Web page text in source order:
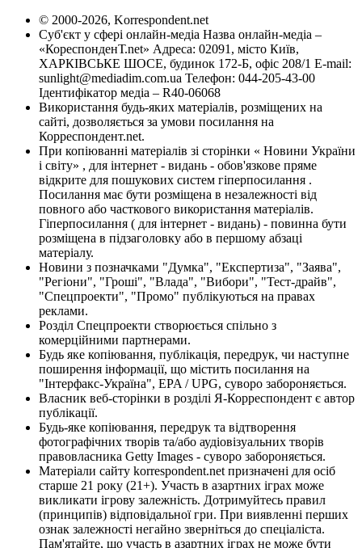
© 2000-2026, Korrespondent.net
Суб'єкт у сфері онлайн-медіа Назва онлайн-медіа –
«КореспонденТ.net» Адреса: 02091, місто Київ,
ХАРКІВСЬКЕ ШОСЕ, будинок 172-Б, офіс 208/1 E-mail:
sunlight@mediadim.com.ua Телефон: 044-205-43-00
Ідентифікатор медіа – R40-06068
Використання будь-яких матеріалів, розміщених на
сайті, дозволяється за умови посилання на
Корреспондент.net.
При копіюванні матеріалів зі сторінки « Новини України
і світу» , для інтернет - видань - обов'язкове пряме
відкрите для пошукових систем гіперпосилання .
Посилання має бути розміщена в незалежності від
повного або часткового використання матеріалів.
Гіперпосилання ( для інтернет - видань) - повинна бути
розміщена в підзаголовку або в першому абзаці
матеріалу.
Новини з позначками "Думка", "Експертиза", "Заява",
"Регіони", "Гроші", "Влада", "Вибори", "Тест-драйв",
"Спецпроекти", "Промо" публікуються на правах
реклами.
Розділ Спецпроекти створюється спільно з
комерційними партнерами.
Будь яке копіювання, публікація, передрук, чи наступне
поширення інформації, що містить посилання на
"Інтерфакс-Україна", EPA / UPG, суворо забороняється.
Власник веб-сторінки в розділі Я-Корреспондент є автор
публікації.
Будь-яке копіювання, передрук та відтворення
фотографічних творів та/або аудіовізуальних творів
правовласника Getty Images - суворо забороняється.
Матеріали сайту korrespondent.net призначені для осіб
старше 21 року (21+). Участь в азартних іграх може
викликати ігрову залежність. Дотримуйтесь правил
(принципів) відповідальної гри. При виявленні перших
ознак залежності негайно зверніться до спеціаліста.
Пам'ятайте, що участь в азартних іграх не може бути